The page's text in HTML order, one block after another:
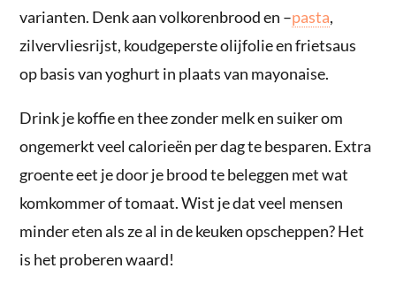
varianten. Denk aan volkorenbrood en –pasta,
zilvervliesrijst, koudgeperste olijfolie en frietsaus
op basis van yoghurt in plaats van mayonaise.
Drink je koffie en thee zonder melk en suiker om
ongemerkt veel calorieën per dag te besparen. Extra
groente eet je door je brood te beleggen met wat
komkommer of tomaat. Wist je dat veel mensen
minder eten als ze al in de keuken opscheppen? Het
is het proberen waard!